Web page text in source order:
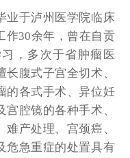
各式手术、异位妊娠手
、会阴修补术、腹腔镜
宫腔镜的各种手术、剖
产手术等，对妊娠合并
、难产处理、宫颈癌、
宫内膜癌等妇产科疑难
例及危急重症的处置具
相当丰富的临床经验。
于泸州医学院临床
作30余年，曾在自贡
，多次于省肿瘤医
腹式子宫全切术、
的各式手术、异位妊
腔镜的各种手术、
产处理、宫颈癌、
危急重症的处置具有